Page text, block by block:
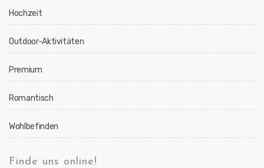
Hochzeit
Outdoor-Aktivitäten
Premium
Romantisch
Wohlbefinden
Finde uns online!